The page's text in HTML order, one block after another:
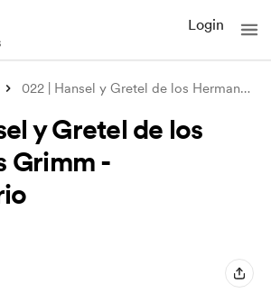
Login
022 | Hansel y Gretel de los Hermanos Gr
y Gretel de los
Grimm -